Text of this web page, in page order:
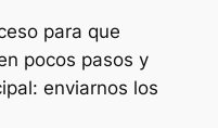
para que
pocos pasos y
enviarnos los